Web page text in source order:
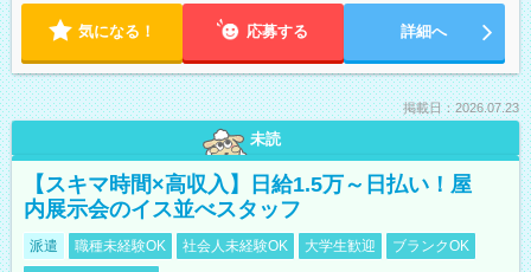
気になる！ 応募する 詳細へ
掲載日：2026.07.23
未読
【スキマ時間×高収入】日給1.5万～日払い！屋
内展示会のイス並べスタッフ
派遣 職種未経験OK 社会人未経験OK 大学生歓迎
ブランクOK